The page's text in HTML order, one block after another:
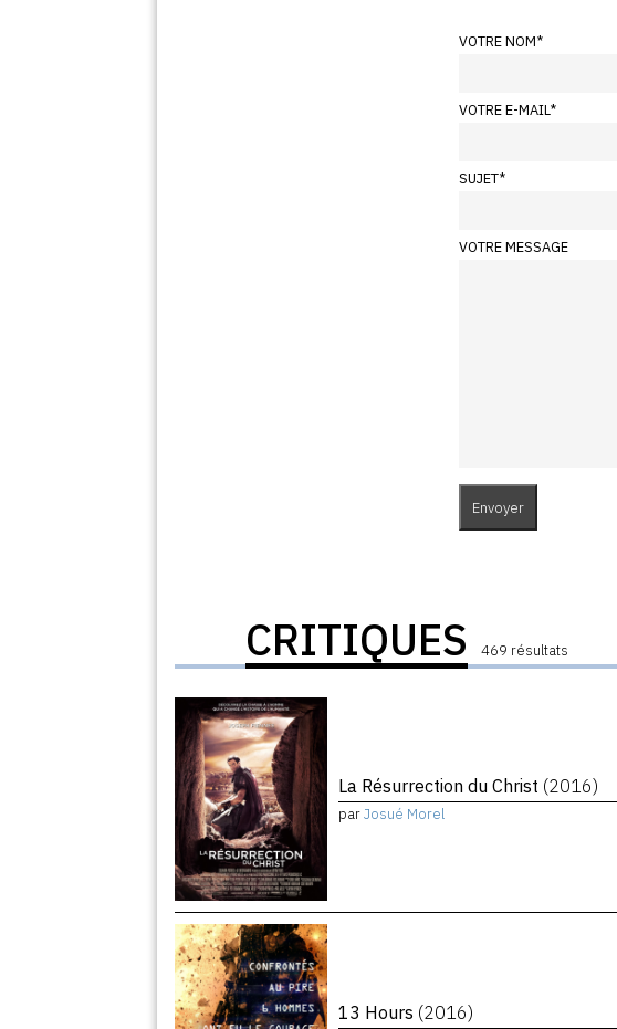
VOTRE NOM*
VOTRE E-MAIL*
SUJET*
VOTRE MESSAGE
CRITIQUES 469 résultats
La Résurrection du Christ (2016)
parJosué Morel
13 Hours (2016)